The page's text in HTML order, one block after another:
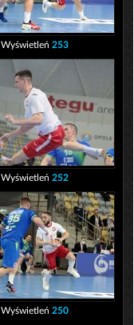
Wyświetleń 253
Wyświetleń 252
Wyświetleń 250